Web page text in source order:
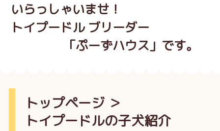
いらっしゃいませ！
トイプードル ブリーダー
「ぷーずハウス」です。
トップページ＞
トイプードルの子犬紹介